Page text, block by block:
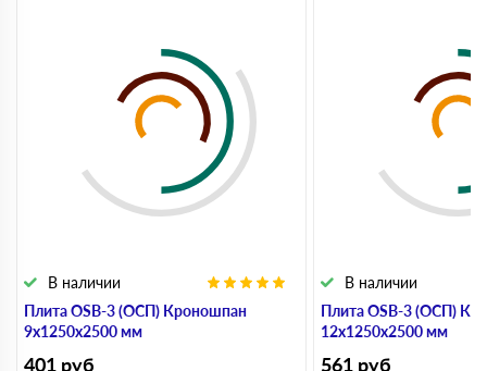
Плита OSB-3 (ОСП) Кроношпан
9х1250х2500 мм
В наличии
401 руб
Плита OSB-3 (ОСП)
12х1250х2500 мм
В наличии
561 руб